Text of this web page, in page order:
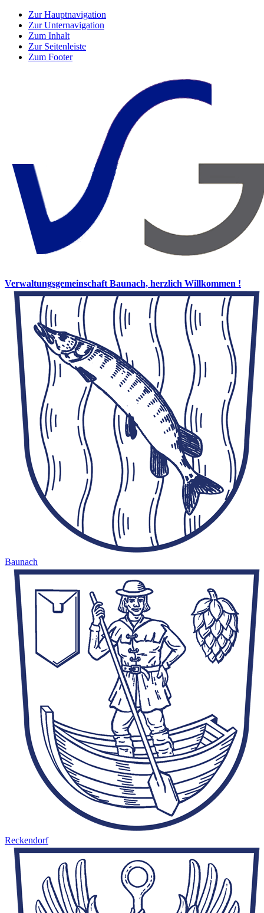
Zur Hauptnavigation
Zur Unternavigation
Zum Inhalt
Zur Seitenleiste
Zum Footer
Verwaltungsgemeinschaft Baunach, herzlich Willkommen !
Baunach
Reckendorf